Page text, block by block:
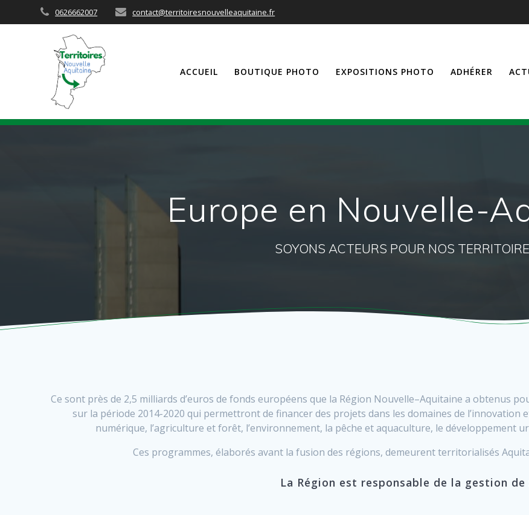
au
0626662007 contact@territoiresnouvelleaquitaine.fr
ACCUEIL BOUTIQUE PHOTO EXPOSITIONS PHOTO ADHÉRER
Europe en Nouvelle-
SOYONS ACTEURS POUR NOS
Ce sont près de 2,5 milliards d’euros de fonds européens que la Région Nouvelle–Aquitaine a obtenus
sur la période 2014-2020 qui permettront de financer des projets dans les domaines de
numérique, l’agriculture et forêt, l’environnement, la pêche et aquaculture, le développement
Ces programmes, élaborés avant la fusion des régions, demeurent territorialisés
La Région est responsable de la gestion de